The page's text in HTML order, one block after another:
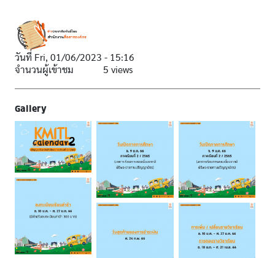
วันที่ Fri, 01/06/2023 - 15:16
จำนวนผู้เข้าชม
5 views
Gallery